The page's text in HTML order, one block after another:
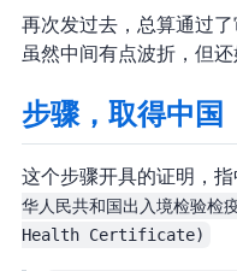
再次发过去，总算通过
虽然中间有点波折，但
步骤7，取得中
这个步骤开具的证明，
华人民共和国出入境检验
Health Certificate)